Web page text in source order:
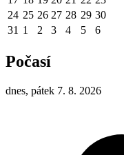
24 25 26 27 28 29 30
31 1 2 3 4 5 6
Počasí
dnes, pátek 7. 8. 2026